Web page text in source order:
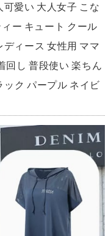
愛い 大人女子 こな
ー キュート クール
ィース 女性用 ママ
回し 普段使い 楽ちん
ク パープル ネイビ